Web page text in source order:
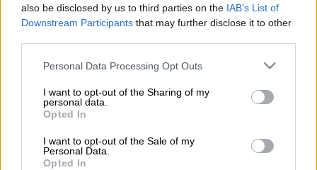
also be disclosed by us to third parties on the IAB’s List of
Downstream Participants that may further disclose it to other
Please note that this website/app uses one or more Google
not limited to your visit or usage behaviour. You may click to
grant or deny consent to Google and its third-party tags to
use your data for below specified purposes in below Google
consent section.
Personal Data Processing Opt Outs
I want to opt-out of the Sharing of my
personal data.
Opted In
I want to opt-out of the Sale of my
Personal Data.
Opted In
Ο ομογενής διεθνής παίκτης, σκόραρε 22
έδωσε την μεγάλη διαφορά στην ομάδα του
και ουσιαστικά έκρινε το παιχνίδι.
Αυτό ήταν το τέταρτο πρωτάθλημα στην
ιστορία της Βενέτσια, αλλά και δεύτερο τα
τρία τελευταία χρόνια, επιβεβαιώνοντας ότι